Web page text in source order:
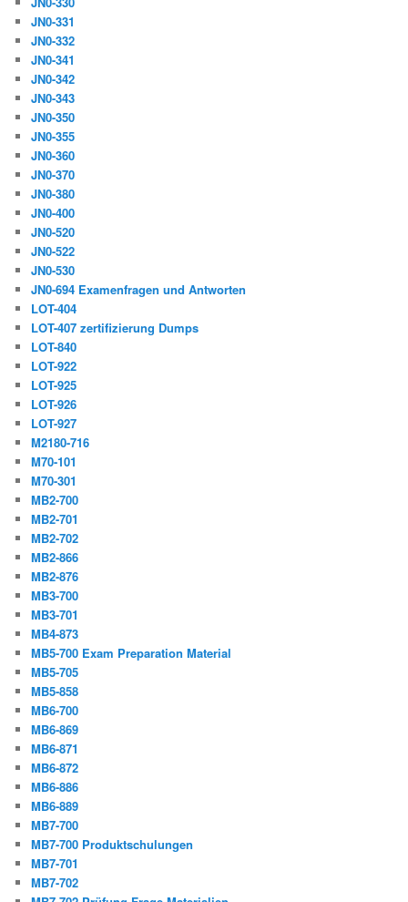
JN0-331
JN0-332
JN0-341
JN0-342
JN0-343
JN0-350
JN0-355
JN0-360
JN0-370
JN0-380
JN0-400
JN0-520
JN0-522
JN0-530
JN0-694 Examenfragen und Antworten
LOT-404
LOT-407 zertifizierung Dumps
LOT-840
LOT-922
LOT-925
LOT-926
LOT-927
M2180-716
M70-101
M70-301
MB2-700
MB2-701
MB2-702
MB2-866
MB2-876
MB3-700
MB3-701
MB4-873
MB5-700 Exam Preparation Material
MB5-705
MB5-858
MB6-700
MB6-869
MB6-871
MB6-872
MB6-886
MB6-889
MB7-700
MB7-700 Produktschulungen
MB7-701
MB7-702